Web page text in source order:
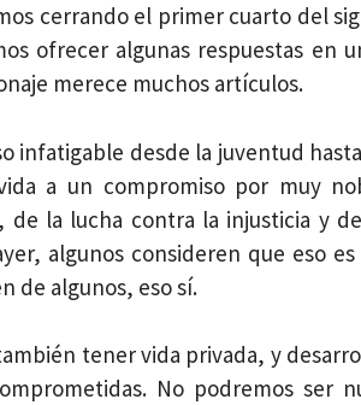
cerrando el primer cuarto del
ofrecer algunas respuestas en
merece muchos artículos.
infatigable desde la juventud
a un compromiso por muy
la lucha contra la injusticia y
algunos consideren que eso
de algunos, eso sí.
tener vida privada, y
No podremos ser